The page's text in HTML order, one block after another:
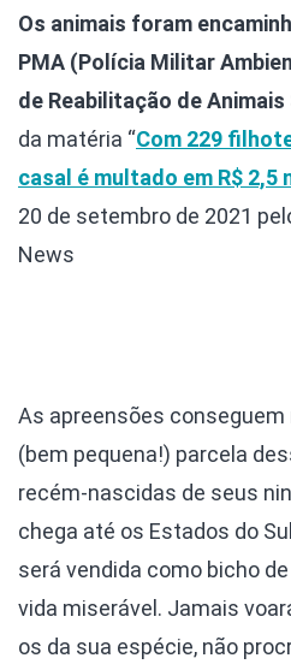
Os animais foram
PMA (Polícia Militar
de Reabilitação de Animais
da matéria “Com 229
casal é multado em R$ 2,5
20 de setembro de 2021
News
As apreensões
(bem pequena!) parcela
recém-nascidas de seus
chega até os Estados do
será vendida como bicho
vida miserável. Jamais
os da sua espécie, não